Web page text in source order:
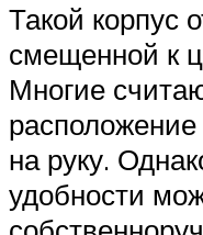
Такой корпус
смещенной к
Многие
расположение
на руку.
удобности